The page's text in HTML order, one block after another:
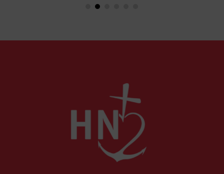
paralysantes. Petit guide de l'essentiel pour un